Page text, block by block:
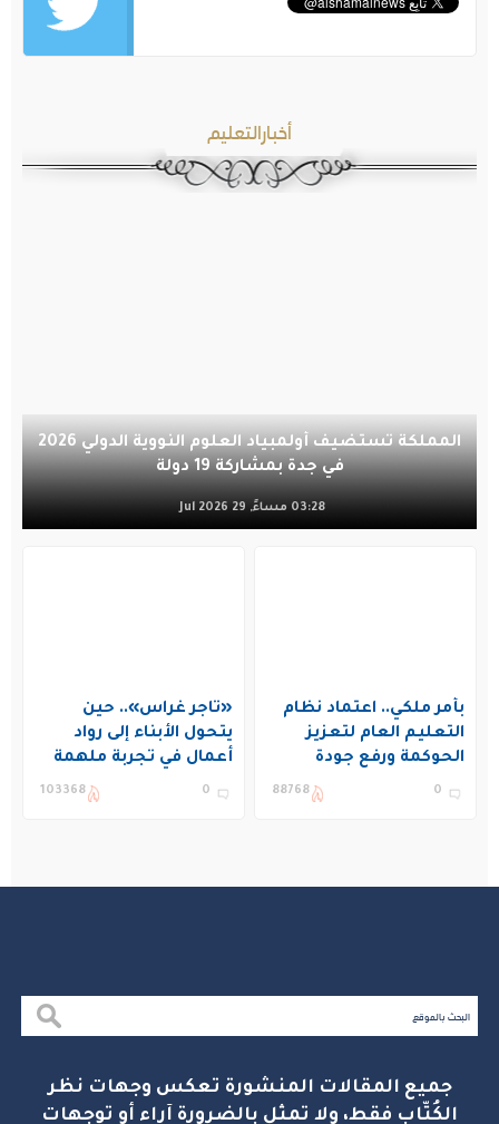
أخبارالتعليم
المملكة تستضيف أولمبياد العلوم النووية الدولي 2026
في جدة بمشاركة 19 دولة
03:28 مساءً, 29 Jul 2026
بأمر ملكي.. اعتماد نظام
التعليم العام لتعزيز
الحوكمة ورفع جودة
التعليم في المملكة
0
88768
«تاجر غراس».. حين
يتحول الأبناء إلى رواد
أعمال في تجربة ملهمة
بنادي غراس الصيفي
0
103368
جميع المقالات المنشورة تعكس وجهات نظر
الكُتّاب فقط، ولا تمثل بالضرورة آراء أو توجهات